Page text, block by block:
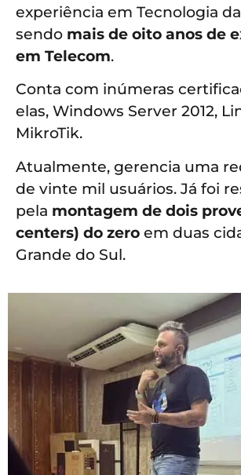
experiência em Tecnologia
sendo mais de oito anos de
em Telecom.
Conta com inúmeras
elas, Windows Server 2012,
MikroTik.
Atualmente, gerencia uma
de vinte mil usuários. Já foi
pela montagem de dois
centers) do zero em duas
Grande do Sul.